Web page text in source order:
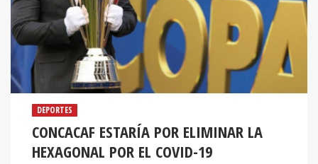
DEPORTES
CONCACAF ESTARÍA POR ELIMINAR LA
HEXAGONAL POR EL COVID-19